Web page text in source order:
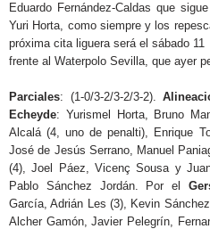
Eduardo Fernández-Caldas que
Yuri Horta, como siempre y los
próxima cita liguera será el sábado
frente al Waterpolo Sevilla, que ayer
Parciales: (1-0/3-2/3-2/3-2).
Echeyde: Yurismel Horta, Bruno
Alcalá (4, uno de penalti), Enrique
José de Jesús Serrano, Manuel
(4), Joel Páez, Vicenç Sousa y
Pablo Sánchez Jordán. Por el
García, Adrián Les (3), Kevin
Alcher Gamón, Javier Pelegrín,